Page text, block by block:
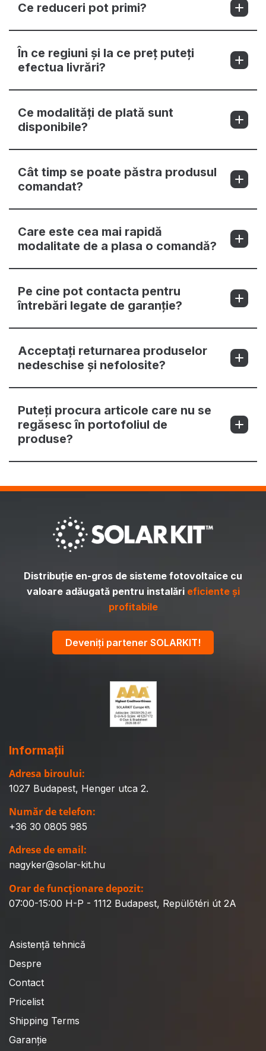
Ce reduceri pot primi?
În ce regiuni și la ce preț puteți
efectua livrări?
Ce modalități de plată sunt
disponibile?
Cât timp se poate păstra produsul
comandat?
Care este cea mai rapidă
modalitate de a plasa o comandă?
Pe cine pot contacta pentru
întrebări legate de garanție?
Acceptați returnarea produselor
nedeschise și nefolosite?
Puteți procura articole care nu se
regăsesc în portofoliul de
produse?
Distribuție en-gros de sisteme fotovoltaice cu
valoare adăugată pentru instalări eficiente și
profitabile
Deveniți partener SOLARKIT!
Informații
Adresa biroului:
1027 Budapest, Henger utca 2.
Număr de telefon:
+36 30 0805 985
Adrese de email:
nagyker@solar-kit.hu
Orar de funcționare depozit:
07:00-15:00 H-P - 1112 Budapest, Repülőtéri út 2A
Asistență tehnică
Despre
Contact
Pricelist
Shipping Terms
Garanție